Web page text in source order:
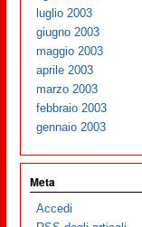
luglio 2003
giugno 2003
maggio 2003
aprile 2003
marzo 2003
febbraio 2003
gennaio 2003
Meta
Accedi